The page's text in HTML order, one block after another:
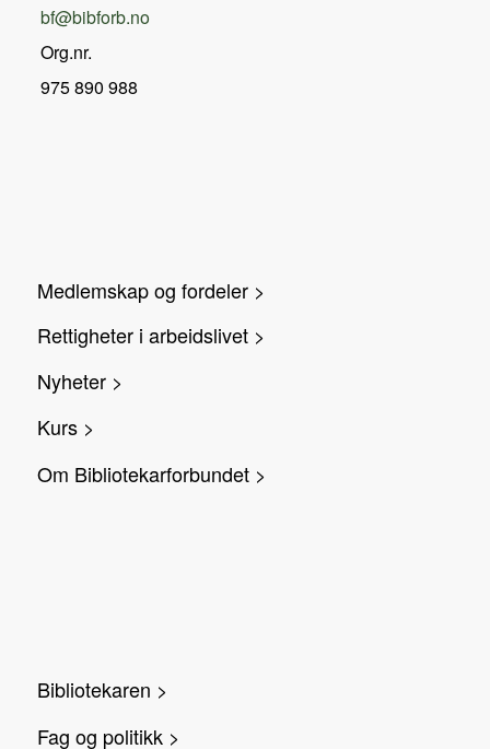
bf@bibforb.no
Org.nr.
975 890 988
Medlemskap og fordeler >
Rettigheter i arbeidslivet >
Nyheter >
Kurs >
Om Bibliotekarforbundet >
Bibliotekaren >
Fag og politikk >